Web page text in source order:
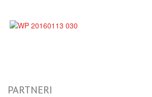
PARTNERI